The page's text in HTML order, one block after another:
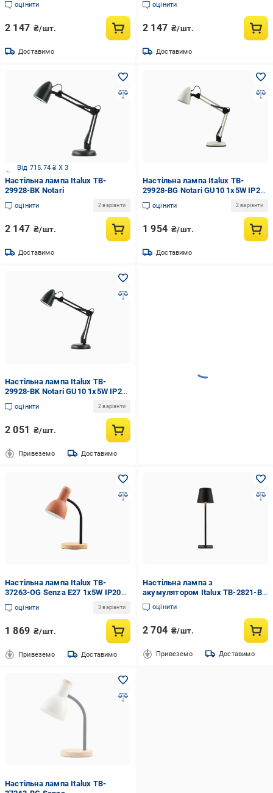
оцінити
2 147 ₴/шт.
Доставимо
оцінити
2 147 ₴/шт.
Доставимо
Від 715.74 ₴ X 3
Настільна лампа Italux TB-
29928-BK Notari
оцінити 2 варіанти
2 147 ₴/шт.
Доставимо
Настільна лампа Italux TB-
29928-BG Notari GU10 1x5W IP20
Білий (24550029)
оцінити 2 варіанти
1 954 ₴/шт.
Доставимо
Настільна лампа Italux TB-
29928-BK Notari GU10 1x5W IP20
Чорний (24019189)
оцінити 2 варіанти
2 051 ₴/шт.
Привеземо Доставимо
Настільна лампа Italux TB-
37263-OG Senza E27 1x5W IP20
Помаранчевий (25023449)
оцінити 3 варіанти
1 869 ₴/шт.
Привеземо Доставимо
Настільна лампа з
акумулятором Italux TB-2821-BK
Atlis Led 1x5W 3000-6500K 300Lm
IP54 Чорний (26158377)
оцінити
2 704 ₴/шт.
Привеземо Доставимо
Настільна лампа Italux TB-